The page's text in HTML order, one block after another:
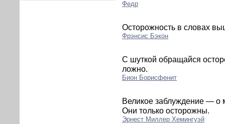
Федр
Осторожность в словах
Фрэнсис Бэкон
С шуткой обращайся
ложно.
Бион Борисфенит
Великое заблуждение — о
Они только осторожны.
Эрнест Миллер Хемингуэй